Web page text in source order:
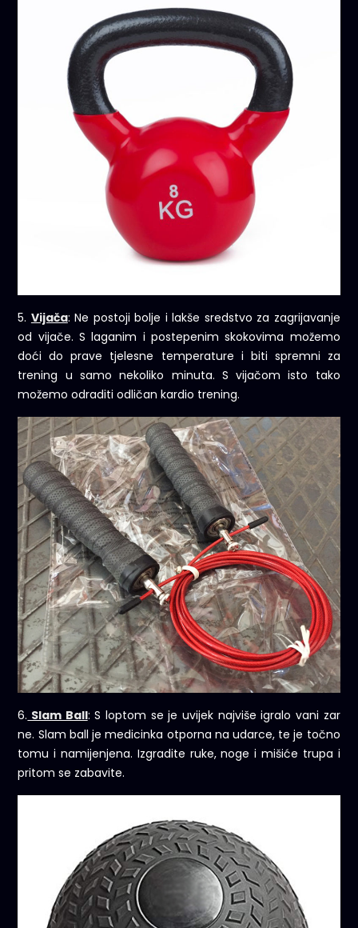
5. Vijača: Ne postoji bolje i lakše sredstvo za zagrijavanje
od vijače. S laganim i postepenim skokovima možemo
doći do prave tjelesne temperature i biti spremni za
trening u samo nekoliko minuta. S vijačom isto tako
možemo odraditi odličan kardio trening.
6. Slam Ball: S loptom se je uvijek najviše igralo vani zar
ne. Slam ball je medicinka otporna na udarce, te je točno
tomu i namijenjena. Izgradite ruke, noge i mišiće trupa i
pritom se zabavite.